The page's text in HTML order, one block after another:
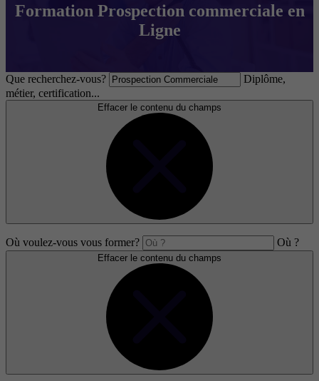
Formation Prospection commerciale en
Ligne
Que recherchez-vous?
Diplôme,
métier, certification...
Effacer le contenu du champs
Où voulez-vous vous former? Où ?
Effacer le contenu du champs